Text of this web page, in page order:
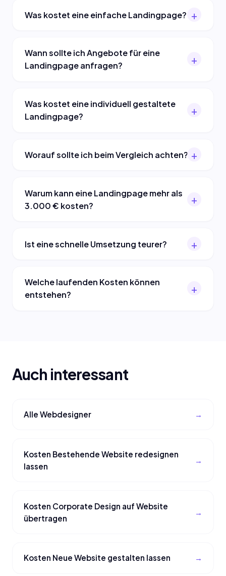
Was kostet eine einfache Landingpage?
Wann sollte ich Angebote für eine
Landingpage anfragen?
Was kostet eine individuell gestaltete
Landingpage?
Worauf sollte ich beim Vergleich achten?
Warum kann eine Landingpage mehr als
3.000 € kosten?
Ist eine schnelle Umsetzung teurer?
Welche laufenden Kosten können
entstehen?
Auch interessant
Alle Webdesigner
Kosten Bestehende Website redesignen
lassen
Kosten Corporate Design auf Website
übertragen
Kosten Neue Website gestalten lassen